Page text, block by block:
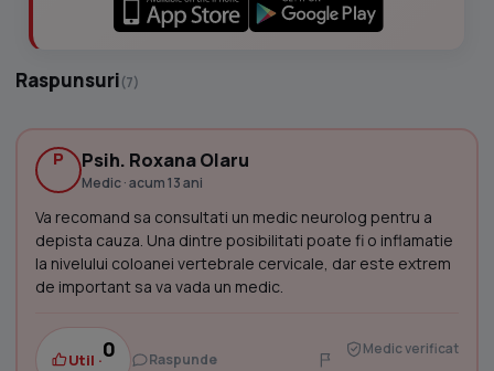
Raspunsuri(7)
P Psih. Roxana Olaru
Medic · acum 13 ani
Va recomand sa consultati un medic neurolog pentru a
depista cauza. Una dintre posibilitati poate fi o inflamatie
la nivelului coloanei vertebrale cervicale, dar este extrem
de important sa va vada un medic.
Util ·0 Raspunde
Medic verificat